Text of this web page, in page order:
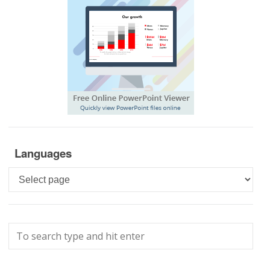
Languages
Languages